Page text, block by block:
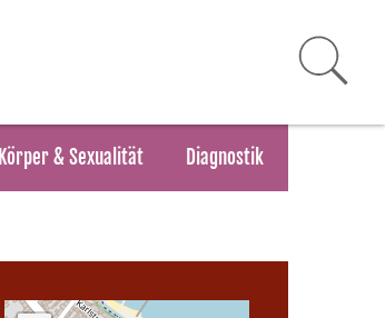
Körper & Sexualität Diagnostik